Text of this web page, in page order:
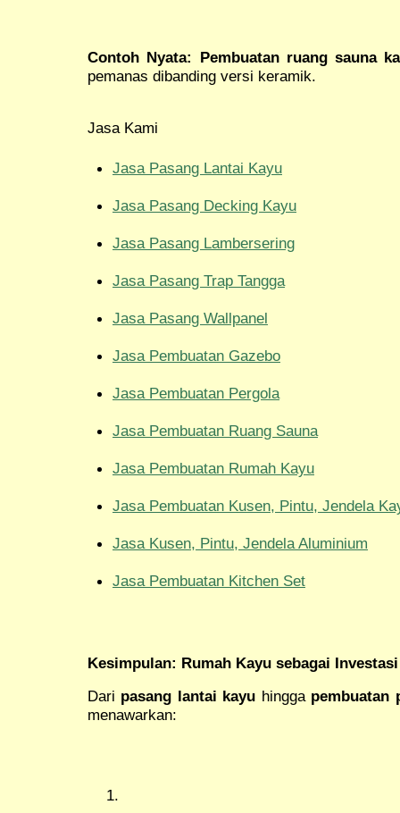
Contoh Nyata: Pembuatan ruang sauna
pemanas dibanding versi keramik.
Jasa Kami
Jasa Pasang Lantai Kayu
Jasa Pasang Decking Kayu
Jasa Pasang Lambersering
Jasa Pasang Trap Tangga
Jasa Pasang Wallpanel
Jasa Pembuatan Gazebo
Jasa Pembuatan Pergola
Jasa Pembuatan Ruang Sauna
Jasa Pembuatan Rumah Kayu
Jasa Pembuatan Kusen, Pintu, Jendela
Jasa Kusen, Pintu, Jendela Aluminium
Jasa Pembuatan Kitchen Set
Kesimpulan: Rumah Kayu sebagai
Dari pasang lantai kayu hingga pembuatan
menawarkan: